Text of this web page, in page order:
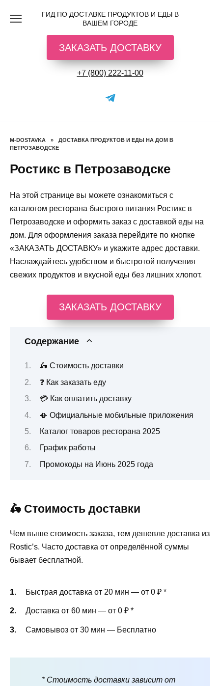
ГИД ПО ДОСТАВКЕ ПРОДУКТОВ И ЕДЫ В
ВАШЕМ ГОРОДЕ
ЗАКАЗАТЬ ДОСТАВКУ
+7 (800) 222-11-00
M-DOSTAVKA »
ДОСТАВКА ПРОДУКТОВ И ЕДЫ НА ДОМ В
ПЕТРОЗАВОДСКЕ
Ростикс в Петрозаводске
На этой странице вы можете ознакомиться с
каталогом ресторана быстрого питания Ростикс в
Петрозаводске и оформить заказ с доставкой еды на
дом. Для оформления заказа перейдите по кнопке
«ЗАКАЗАТЬ ДОСТАВКУ» и укажите адрес доставки.
Наслаждайтесь удобством и быстротой получения
свежих продуктов и вкусной еды без лишних хлопот.
ЗАКАЗАТЬ ДОСТАВКУ
Содержание
🛵 Стоимость доставки
❓ Как заказать еду
💳 Как оплатить доставку
📳 Официальные мобильные приложения
Каталог товаров ресторана 2025
График работы
Промокоды на Июнь 2025 года
🛵 Стоимость доставки
Чем выше стоимость заказа, тем дешевле доставка из
Rostic’s. Часто доставка от определённой суммы
бывает бесплатной.
Быстрая доставка от 20 мин — от 0 ₽ *
Доставка от 60 мин — от 0 ₽ *
Самовывоз от 30 мин — Бесплатно
* Стоимость доставки зависит от